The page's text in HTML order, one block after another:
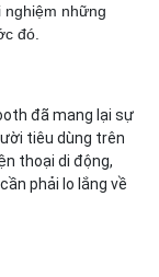
những
đó.
đã mang lại sự
tiêu dùng trên
thoại di động,
phải lo lắng về